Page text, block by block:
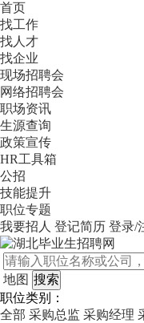
首页
找工作
找人才
找企业
现场招聘会
网络招聘会
职场资讯
生源查询
政策宣传
HR工具箱
公招
技能提升
职位专题
我要招人 登记简历 登录/
地图
职位类别：
全部 采购总监 采购经理